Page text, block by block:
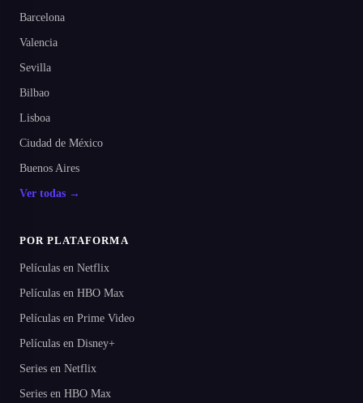
Barcelona
Valencia
Sevilla
Bilbao
Lisboa
Ciudad de México
Buenos Aires
Ver todas →
POR PLATAFORMA
Películas en Netflix
Películas en HBO Max
Películas en Prime Video
Películas en Disney+
Series en Netflix
Series en HBO Max